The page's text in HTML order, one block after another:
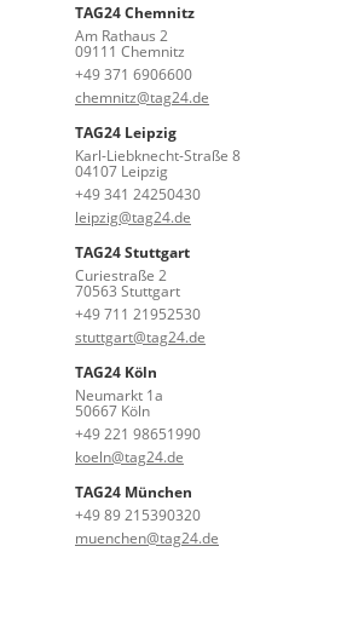
TAG24 Chemnitz
Am Rathaus 2
09111 Chemnitz
+49 371 6906600
chemnitz@tag24.de
TAG24 Leipzig
Karl-Liebknecht-Straße 8
04107 Leipzig
+49 341 24250430
leipzig@tag24.de
TAG24 Stuttgart
Curiestraße 2
70563 Stuttgart
+49 711 21952530
stuttgart@tag24.de
TAG24 Köln
Neumarkt 1a
50667 Köln
+49 221 98651990
koeln@tag24.de
TAG24 München
+49 89 215390320
muenchen@tag24.de